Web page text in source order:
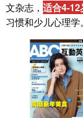
文杂志， 适合4-12
习惯和少儿心理学。